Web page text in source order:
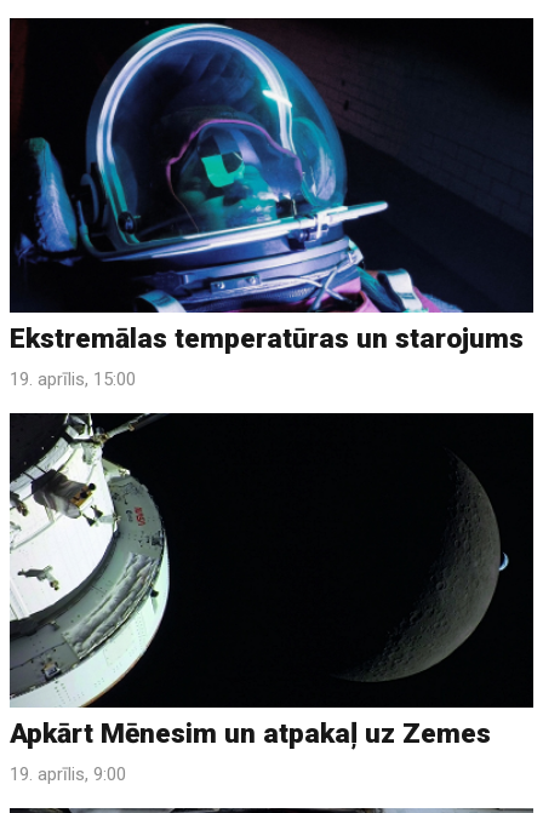
Ekstremālas temperatūras un starojums
19. aprīlis, 15:00
Apkārt Mēnesim un atpakaļ uz Zemes
19. aprīlis, 9:00